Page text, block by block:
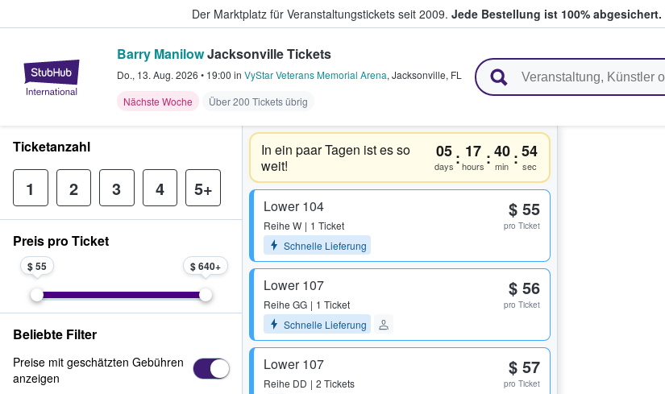
Der Marktplatz für Veranstaltungstickets seit 2009. Jede Bestellung ist 100% abgesichert.
StubHub - Wo Fans Tickets kaufen & verkaufen
Barry ManilowJacksonville Tickets
Do., 13. Aug. 2026 • 19:00 in VyStar Veterans Memorial Arena, Jacksonville, FL
Nächste Woche
Über 200 Tickets übrig
In ein paar Tagen ist es so
weit!
05
days : 17
hours :40
min :53
sec
Lower 104
Reihe W
1 Ticket
Schnelle Lieferung
$ 55
pro Ticket
Lower 107
Reihe GG
1 Ticket
Schnelle Lieferung
$ 56
pro Ticket
Lower 107
Reihe DD 2 Tickets
$ 57
pro Ticket
Ticketanzahl
1 2 3 4 5+
Preis pro Ticket
$ 55 $ 640
Beliebte Filter
Preise mit geschätzten Gebühren
anzeigen